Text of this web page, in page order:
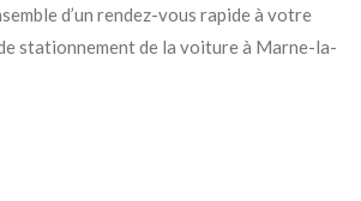
d’un rendez-vous rapide à votre
stationnement de la voiture à Marne-la-